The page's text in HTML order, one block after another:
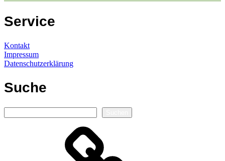
Service
Kontakt
Impressum
Datenschutzerklärung
Suche